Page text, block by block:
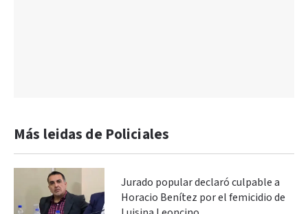
Más leidas de Policiales
Jurado popular declaró culpable a
Horacio Benítez por el femicidio de